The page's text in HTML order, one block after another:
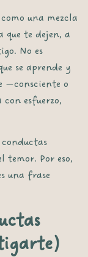
una mezcla
que te dejen, a
No es
se aprende y
—consciente o
esfuerzo,
temor. Por eso,
una frase